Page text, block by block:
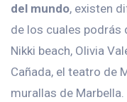
del mundo, existen
de los cuales podrás
Nikki beach, Olivia
Cañada, el teatro de
murallas de Marbella.